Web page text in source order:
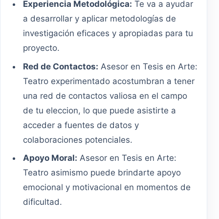
Experiencia Metodológica: Te va a ayudar
a desarrollar y aplicar metodologías de
investigación eficaces y apropiadas para tu
proyecto.
Red de Contactos: Asesor en Tesis en Arte:
Teatro experimentado acostumbran a tener
una red de contactos valiosa en el campo
de tu eleccion, lo que puede asistirte a
acceder a fuentes de datos y
colaboraciones potenciales.
Apoyo Moral: Asesor en Tesis en Arte:
Teatro asimismo puede brindarte apoyo
emocional y motivacional en momentos de
dificultad.